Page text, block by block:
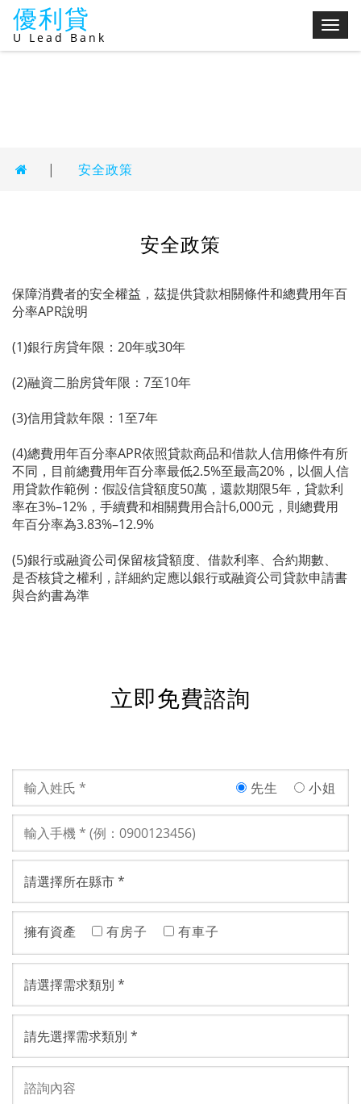
切
優利貸
U Lead Bank
| 安全政策
安全政策
保障消費者的安全權益，茲提供貸款相關條件和總費用年百
分率APR說明
(1)銀行房貸年限：20年或30年
(2)融資二胎房貸年限：7至10年
(3)信用貸款年限：1至7年
(4)總費用年百分率APR依照貸款商品和借款人信用條件有所
不同，目前總費用年百分率最低2.5%至最高20%，以個人信
用貸款作範例：假設信貸額度50萬，還款期限5年，貸款利
率在3%–12%，手續費和相關費用合計6,000元，則總費用
年百分率為3.83%–12.9%
(5)銀行或融資公司保留核貸額度、借款利率、合約期數、
是否核貸之權利，詳細約定應以銀行或融資公司貸款申請書
與合約書為準
立即免費諮詢
先生 小姐
擁有資產 有房子 有車子